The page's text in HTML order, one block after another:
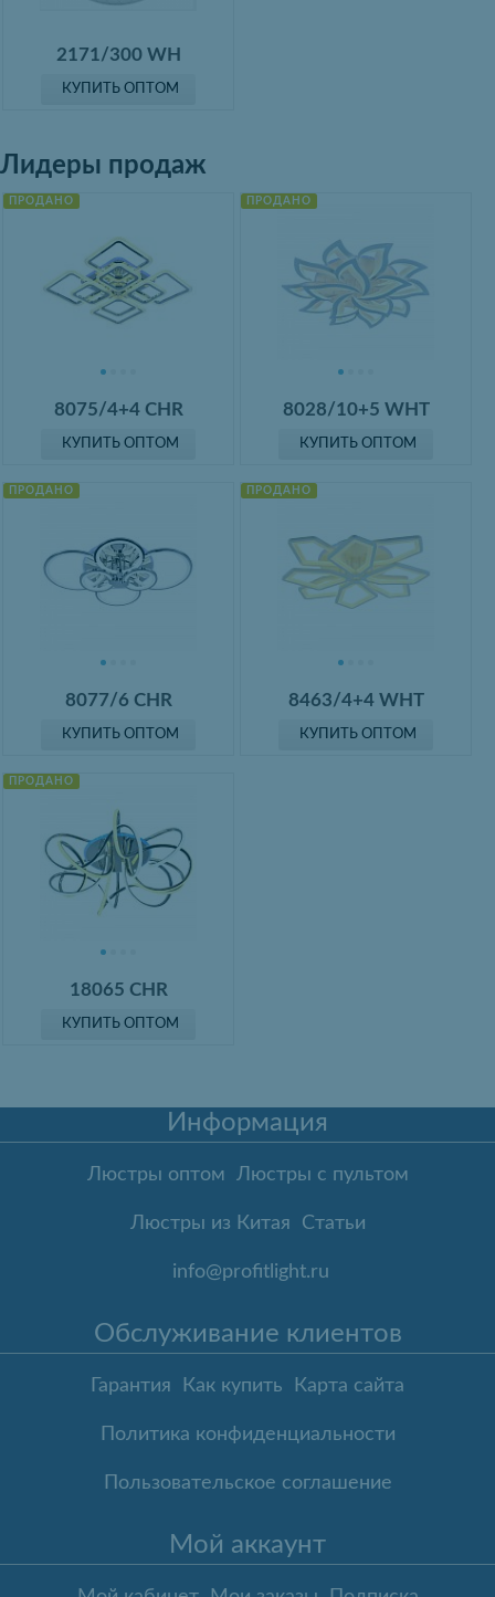
2171/300 WH
КУПИТЬ ОПТОМ
Лидеры продаж
ПРОДАНО
8075/4+4 CHR
КУПИТЬ ОПТОМ
ПРОДАНО
8028/10+5 WHT
КУПИТЬ ОПТОМ
ПРОДАНО
8077/6 CHR
КУПИТЬ ОПТОМ
ПРОДАНО
8463/4+4 WHT
КУПИТЬ ОПТОМ
ПРОДАНО
18065 CHR
КУПИТЬ ОПТОМ
Информация
Люстры оптом Люстры с пультом
Люстры из Китая Статьи
info@profitlight.ru
Обслуживание клиентов
Гарантия Как купить Карта сайта
Политика конфиденциальности
Пользовательское соглашение
Мой аккаунт